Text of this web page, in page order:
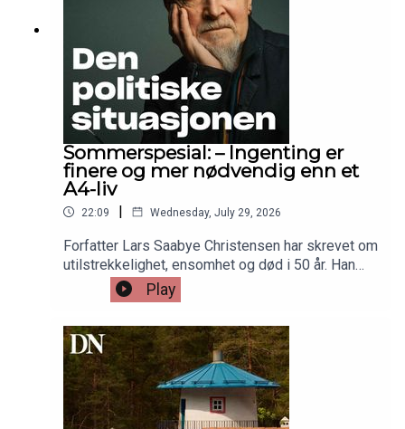
Sommerspesial: – Ingenting er
finere og mer nødvendig enn et
A4-liv
22:09 | Wednesday, July 29, 2026
Forfatter Lars Saabye Christensen har skrevet om
utilstrekkelighet, ensomhet og død i 50 år. Han
kan være blid også. Bare ikke kall ham produktiv.
Eller sorgmunter.Hør journalist Alf Marius Opsahls
Play